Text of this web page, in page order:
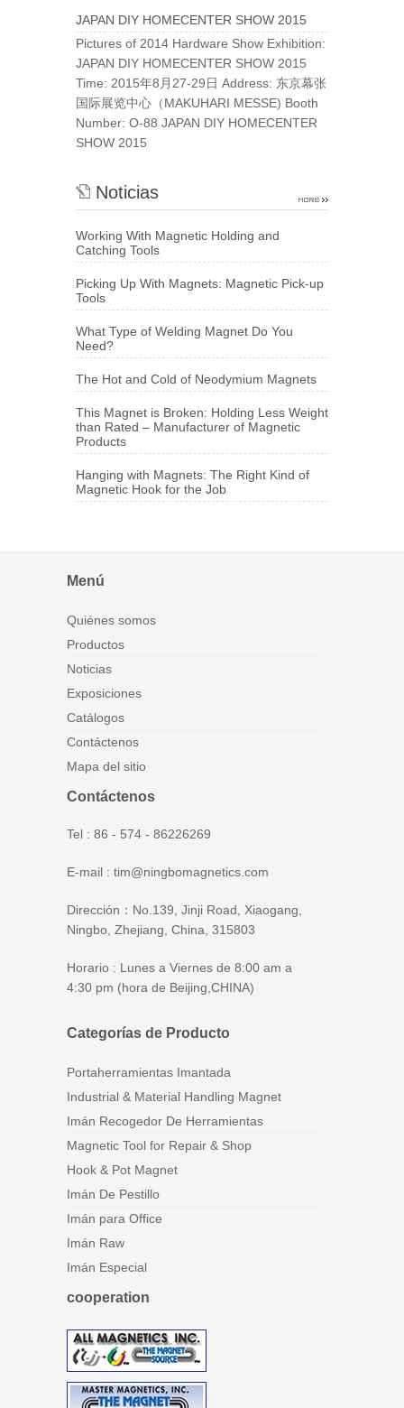
JAPAN DIY HOMECENTER SHOW 2015
Pictures of 2014 Hardware Show Exhibition:
JAPAN DIY HOMECENTER SHOW 2015
Time: 2015年8月27-29日 Address: 东京幕张
国际展览中心（MAKUHARI MESSE) Booth
Number: O-88 JAPAN DIY HOMECENTER
SHOW 2015
Noticias
Working With Magnetic Holding and
Catching Tools
Picking Up With Magnets: Magnetic Pick-up
Tools
What Type of Welding Magnet Do You
Need?
The Hot and Cold of Neodymium Magnets
This Magnet is Broken: Holding Less Weight
than Rated – Manufacturer of Magnetic
Products
Hanging with Magnets: The Right Kind of
Magnetic Hook for the Job
Menú
Quiénes somos
Productos
Noticias
Exposiciones
Catálogos
Contáctenos
Mapa del sitio
Contáctenos
Tel : 86 - 574 - 86226269
E-mail : tim@ningbomagnetics.com
Dirección：No.139, Jinji Road, Xiaogang,
Ningbo, Zhejiang, China, 315803
Horario : Lunes a Viernes de 8:00 am a
4:30 pm (hora de Beijing,CHINA)
Categorías de Producto
Portaherramientas Imantada
Industrial & Material Handling Magnet
Imán Recogedor De Herramientas
Magnetic Tool for Repair & Shop
Hook & Pot Magnet
Imán De Pestillo
Imán para Office
Imán Raw
Imán Especial
cooperation